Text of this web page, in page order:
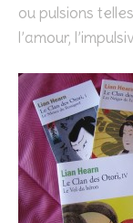
ou pulsions
l’amour,